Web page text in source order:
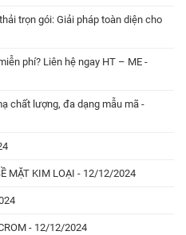
trọn gói: Giải pháp toàn diện cho
phí? Liên hệ ngay HT – ME -
chất lượng, đa dạng mẫu mã -
MẶT KIM LOẠI - 12/12/2024
- 12/12/2024